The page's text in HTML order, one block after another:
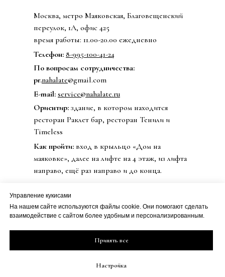
© 2020 Бренд одежды nahalate
Ориентир: здание, в котором находится
ресторан Раклет бар, ресторан Тенили и
Timeless
Политика
Москва, метро Маяковская, Благовещенский
переулок, 1А, офис 425
время работы: 11.00-20.00 ежедневно
Как пройти: вход в крыльцо «Дом на
маяковке», далее на лифте на 4 этаж, из лифта
направо, ещё раз направо и до конца.
Телефон: 8-995-100-41-24
E-mail: service@nahalate.ru
По вопросам сотрудничества:
pr.nahalate@gmail.com
ИП Петрова Дарья Сергеевна
Управление кукисами
На нашем сайте используются файлы cookie. Они помогают сделать
взаимодействие с сайтом более удобным и персонализированным.
Принять все
Настройка